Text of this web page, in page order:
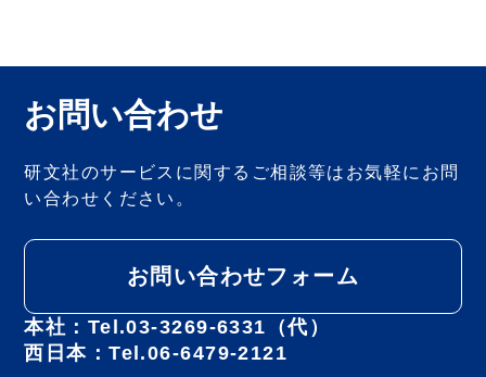
お問い合わせ
研文社のサービスに関するご相談等は お気軽にお問
い合わせください。
お問い合わせフォーム
本社：Tel.03-3269-6331（代）
西日本：Tel.06-6479-2121